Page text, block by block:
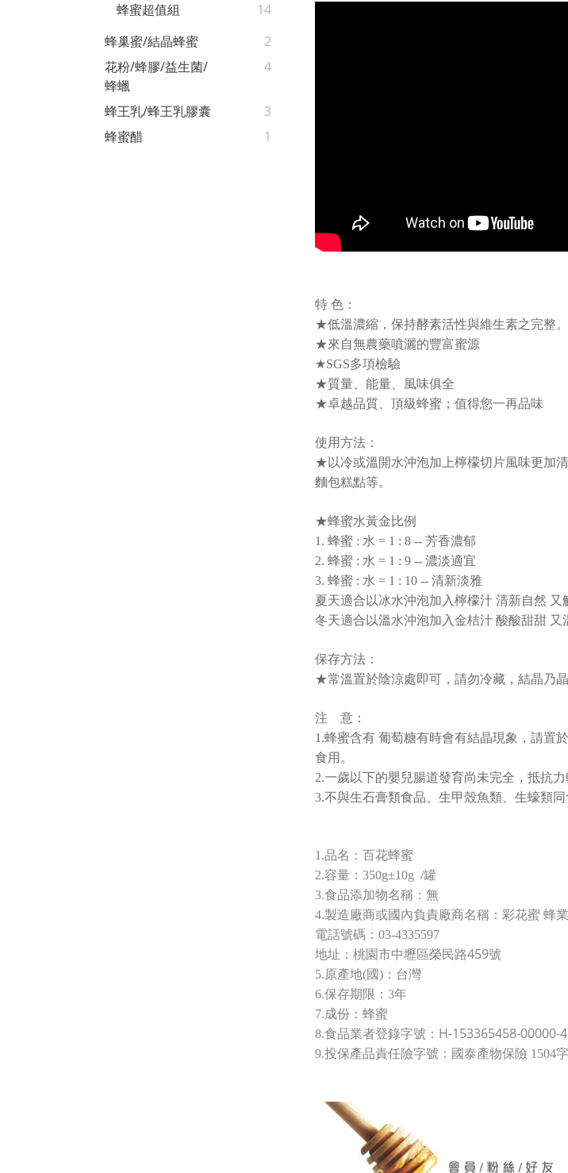
蜂蜜超值組
14
蜂巢蜜/結晶蜂蜜
2
花粉/蜂膠/益生菌/
蜂蠟
4
蜂王乳/蜂王乳膠囊
3
蜂蜜醋
1
特 色：
★低溫濃縮，保持酵素活性與維生素之完整。
★來自無農藥噴灑的豐富蜜源
★SGS多項檢驗
★質量、能量、風味俱全
★卓越品質、頂級蜂蜜；值得您一再品味
使用方法：
★以冷或溫開水沖泡加上檸檬切片風味更加
麵包糕點等。
★蜂蜜水黃金比例
1. 蜂蜜 : 水 = 1 : 8 -- 芳香濃郁
2. 蜂蜜 : 水 = 1 : 9 -- 濃淡適宜
3. 蜂蜜 : 水 = 1 : 10 -- 清新淡雅
夏天適合以冰水沖泡加入檸檬汁 清新自然 又
冬天適合以溫水沖泡加入金桔汁 酸酸甜甜 又
保存方法：
★常溫置於陰涼處即可，請勿冷藏，結晶乃
注 意：
1.蜂蜜含有 葡萄糖有時會有結晶現象，請置
食用。
2.一歲以下的嬰兒腸道發育尚未完全，抵抗力
3.不與生石膏類食品、生甲殼魚類、生蠔類
1.品名：百花蜂蜜
2.容量：350g±10g /罐
3.食品添加物名稱：無
4.製造廠商或國內負責廠商名稱：彩花蜜 蜂
電話號碼：03-4335597
地址： 桃園市中壢區榮民路459號
5.原產地(國)：台灣
6.保存期限：3年
7.成份：蜂蜜
8.食品業者登錄字號： H-153365458-00000-4
9.投保產品責任險字號： 國泰產物保險 1504